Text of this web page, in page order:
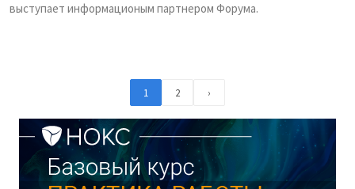
выступает информационым партнером Форума.
1 2 ›